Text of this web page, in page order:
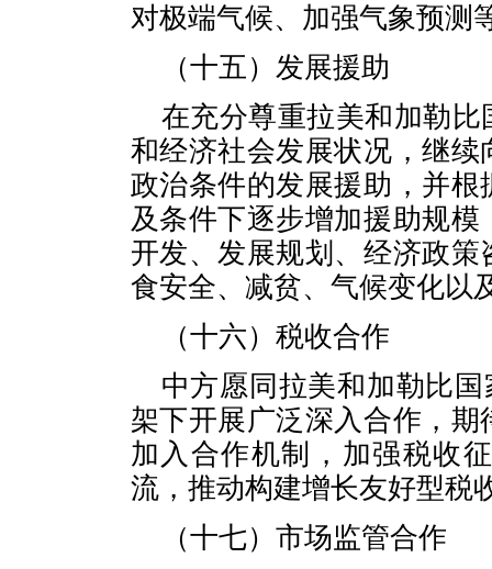
对极端气候、加强气象预测
（十五）发展援助
在充分尊重拉美和加勒
和经济社会发展状况，继
政治条件的发展援助，并
及条件下逐步增加援助规
开发、发展规划、经济政
食安全、减贫、气候变化以
（十六）税收合作
中方愿同拉美和加勒比
架下开展广泛深入合作，
加入合作机制，加强税收
流，推动构建增长友好型税
（十七）市场监管合作